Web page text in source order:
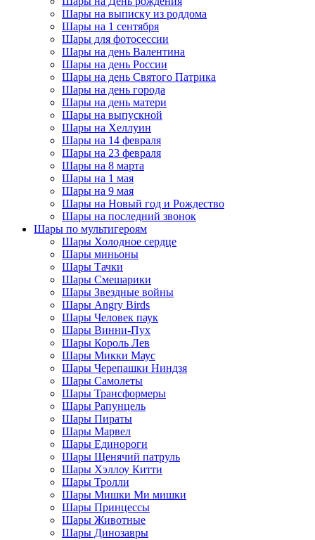
Шары на выписку из роддома
Шары на 1 сентября
Шары для фотосессии
Шары на день Валентина
Шары на день России
Шары на день Святого Патрика
Шары на день города
Шары на день матери
Шары на выпускной
Шары на Хеллуин
Шары на 14 февраля
Шары на 23 февраля
Шары на 8 марта
Шары на 1 мая
Шары на 9 мая
Шары на Новый год и Рождество
Шары на последний звонок
Шары по мультигероям
Шары Холодное сердце
Шары миньоны
Шары Тачки
Шары Смешарики
Шары Звездные войны
Шары Angry Birds
Шары Человек паук
Шары Винни-Пух
Шары Король Лев
Шары Микки Маус
Шары Черепашки Ниндзя
Шары Самолеты
Шары Трансформеры
Шары Рапунцель
Шары Пираты
Шары Марвел
Шары Единороги
Шары Щенячий патруль
Шары Хэллоу Китти
Шары Тролли
Шары Мишки Ми мишки
Шары Принцессы
Шары Животные
Шары Динозавры